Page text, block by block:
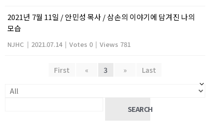
2021년 7월 11일 / 안민성 목사 / 삼손의 이야기에 담겨진 나의
모습
NJHC | 2021.07.14 | Votes 0 | Views 781
First « 3 » Last
SEARCH